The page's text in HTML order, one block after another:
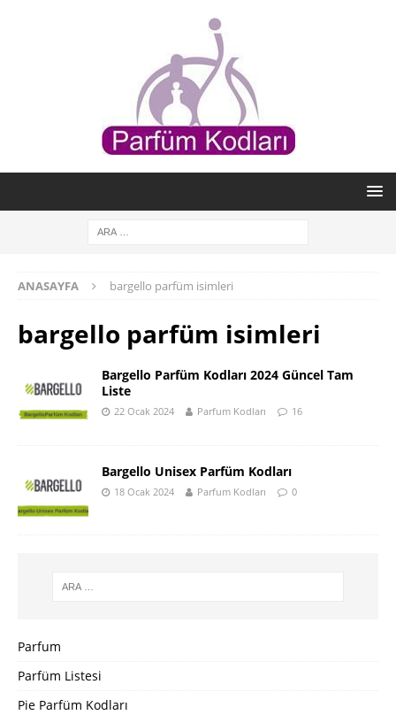
ANASAYFA bargello parfüm isimleri
bargello parfüm isimleri
Bargello Parfüm Kodları 2024 Güncel Tam
Liste
22 Ocak 2024 Parfum Kodları 16
Bargello Unisex Parfüm Kodları
18 Ocak 2024 Parfum Kodları 0
Parfum
Parfüm Listesi
Pie Parfüm Kodları